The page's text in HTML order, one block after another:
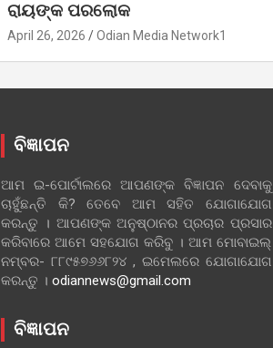
ରାୟଙ୍କ ପରଲୋକ
April 26, 2026 Odian Media Network1
ବିଜ୍ଞାପନ
ଆମ ଇ-ପୋର୍ଟାଲରେ ଆପଣଙ୍କ ବିଜ୍ଞାପନ ଦେବାକୁ
ଚାହୁଁଛନ୍ତି କି? ତେବେ ଆମ ସହିତ ଯୋଗାଯୋଗ
କରନ୍ତୁ । ଆପଣଙ୍କ ଅନୁଷ୍ଠାନର ପ୍ରଚାର ପ୍ରସାର
କରିବାରେ ଆମେ ସହଯୋଗ କରିବୁ । ଆମ ମୋବାଇଲ୍
ନମ୍ବର- ୮୮୯୫୭୬୬୮୨୪ , ଇମେଲରେ ଯୋଗାଯୋଗ
କରନ୍ତୁ । odiannews@gmail.com
ବିଜ୍ଞାପନ